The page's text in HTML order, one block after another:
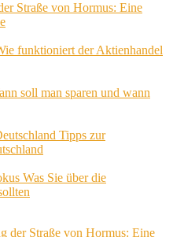
Straße von Hormus: Eine
funktioniert der Aktienhandel
soll man sparen und wann
Tipps zur
Was Sie über die